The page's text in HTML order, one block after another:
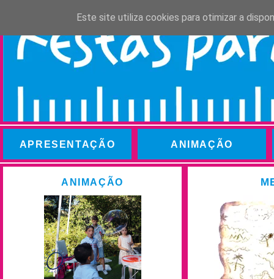
APRESENTAÇÃO ANIMAÇÃO
ANIMAÇÃO
Este site utiliza cookies para otimizar a